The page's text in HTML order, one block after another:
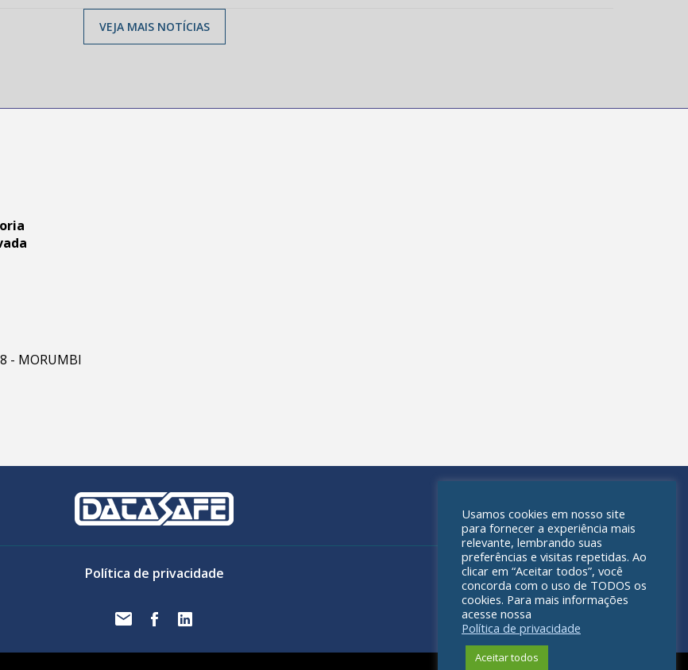
VEJA MAIS NOTÍCIAS
- MORUMBI
Política de privacidade
Usamos cookies em nosso site
para fornecer a experiência mais
relevante, lembrando suas
preferências e visitas repetidas. Ao
clicar em “Aceitar todos”, você
concorda com o uso de TODOS os
cookies. Para mais informações
acesse nossa
Política de privacidade
Aceitar todos